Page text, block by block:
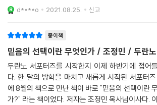
둥을 세우고, 골조가 세워져야 건물이 올라가고, 틀
시작하지 않겠습니까? 건물 한 채를 짓는 데도 이런
하나님이 우리 인생을 믿음의 인생으로 지어 가시는
걸리지 않겠습니까?
--- p.245
노력을 시도합니다. 그리고 신앙에 도움이 될 좋은
니다. 이처럼 읽도
d****o 2021.08.25. 신고
종이책
믿음의 선택이란 무엇인가 / 조정민 / 두란노
두란노 서포터즈를 시작한지 이제 하반기에 접어
다. 한 달의 방학을 마치고 새롭게 시작된 서포터
에 8월의 책으로 만난 책이 바로 "믿음의 선택이란
가?" 라는 책이었다. 저자는 조정민 목사님이사다.